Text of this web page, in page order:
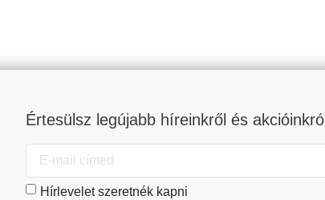
Értesülsz legújabb híreinkről és akcióinkról
Hírlevelet szeretnék kapni